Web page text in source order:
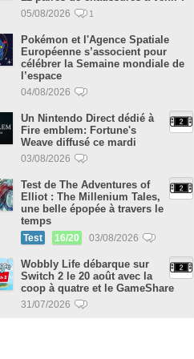
05/08/2026 1
Pokémon et l'Agence Spatiale
Européenne s’associent pour
célébrer la Semaine mondiale de
l’espace
04/08/2026
Un Nintendo Direct dédié à
Fire emblem: Fortune's
Weave diffusé ce mardi
03/08/2026
Test de The Adventures of
Elliot : The Millenium Tales,
une belle épopée à travers le
temps
Test 16/20 03/08/2026
Wobbly Life débarque sur
Switch 2 le 20 août avec la
coop à quatre et le GameShare
31/07/2026